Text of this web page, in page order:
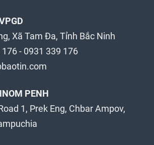
Xã Tam Đa, Tỉnh Bắc Ninh
176- 0931 339 176
PENH
1, Prek Eng, Chbar Ampov,